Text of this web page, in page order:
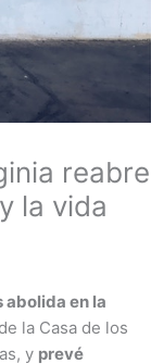
reabre
la vida
abolida en la
la Casa de los
y prevé